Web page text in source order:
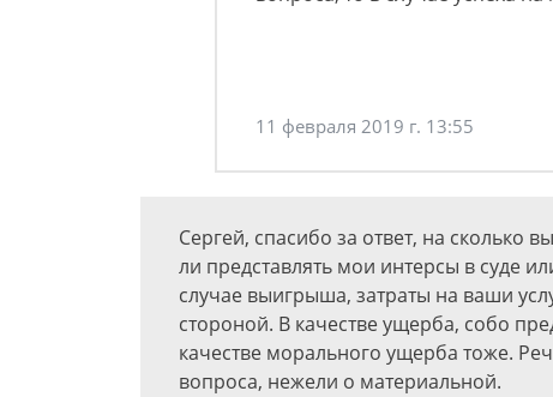
11 февраля 2019 г. 13:55
Сергей, спасибо за ответ, на сколько
ли представлять мои интерсы в суде
случае выигрыша, затраты на ваши
стороной. В качестве ущерба, собо
качестве морального ущерба тоже.
вопроса, нежели о материальной.